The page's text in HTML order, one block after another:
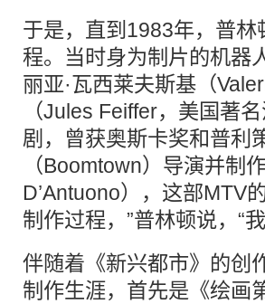
于是，直到1983年，普
程。当时身为制片的机器
丽亚·瓦西莱夫斯基（
（Jules Feiffer，美国著
剧，曾获奥斯卡奖和普利
（Boomtown）导演并制
D’Antuono），这部MTV
制作过程，”普林顿说，“
伴随着《新兴都市》的创
制作生涯，首先是《绘